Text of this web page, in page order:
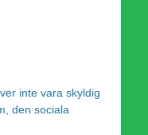
inte vara skyldig
den sociala